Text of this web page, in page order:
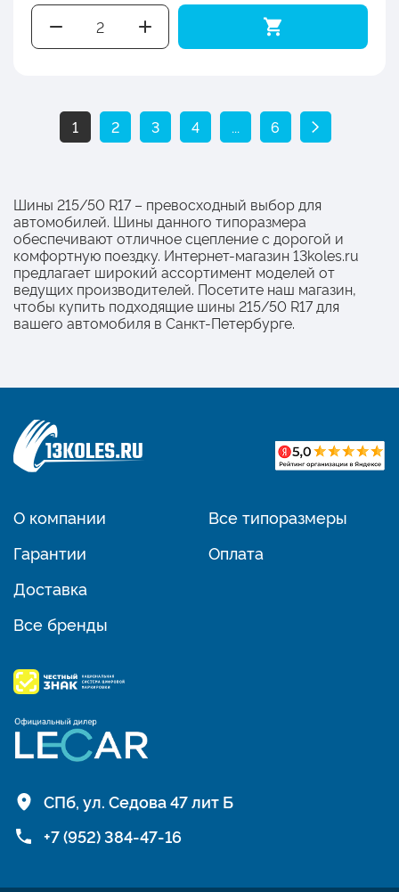
1 2 3 4 ... 6
Шины 215/50 R17 – превосходный выбор для
автомобилей. Шины данного типоразмера
обеспечивают отличное сцепление с дорогой и
комфортную поездку. Интернет-магазин 13koles.ru
предлагает широкий ассортимент моделей от
ведущих производителей. Посетите наш магазин,
чтобы купить подходящие шины 215/50 R17 для
вашего автомобиля в Санкт-Петербурге.
О компании
Гарантии
Доставка
Все бренды
Все типоразмеры
Оплата
СПб, ул. Седова 47 лит Б
+7 (952) 384-47-16